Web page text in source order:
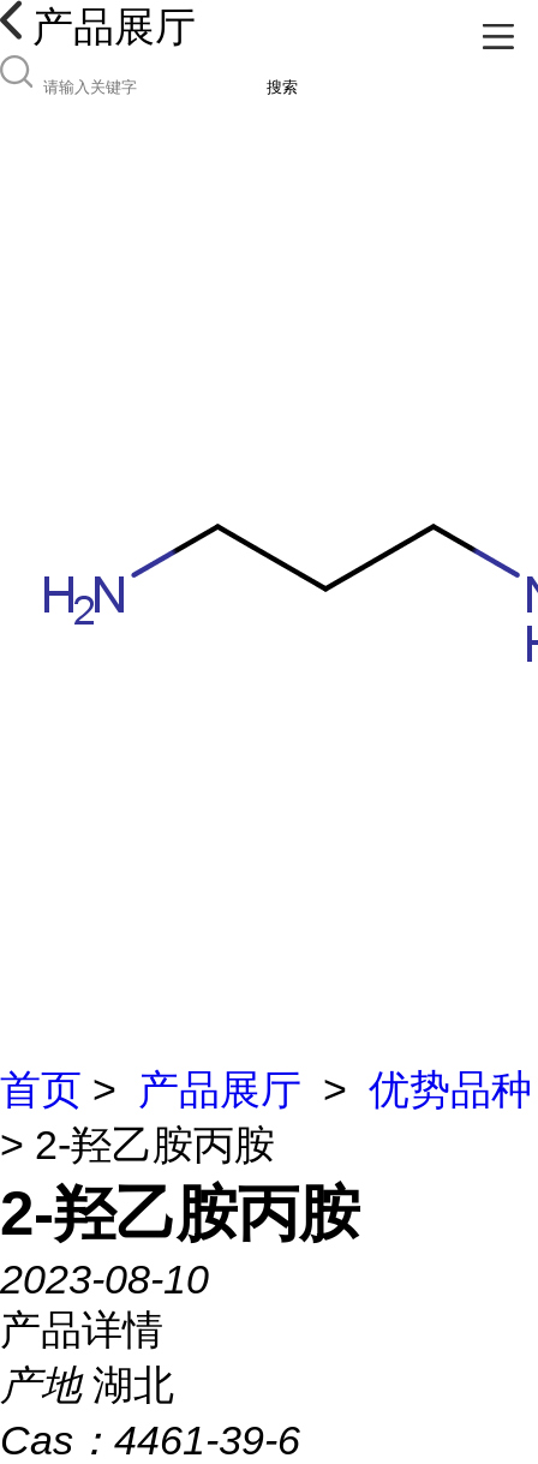
产品展厅
搜索
首页 > 产品展厅 > 优势品种
> 2-羟乙胺丙胺
2-羟乙胺丙胺
2023-08-10
产品详情
产地 湖北
Cas： 4461-39-6